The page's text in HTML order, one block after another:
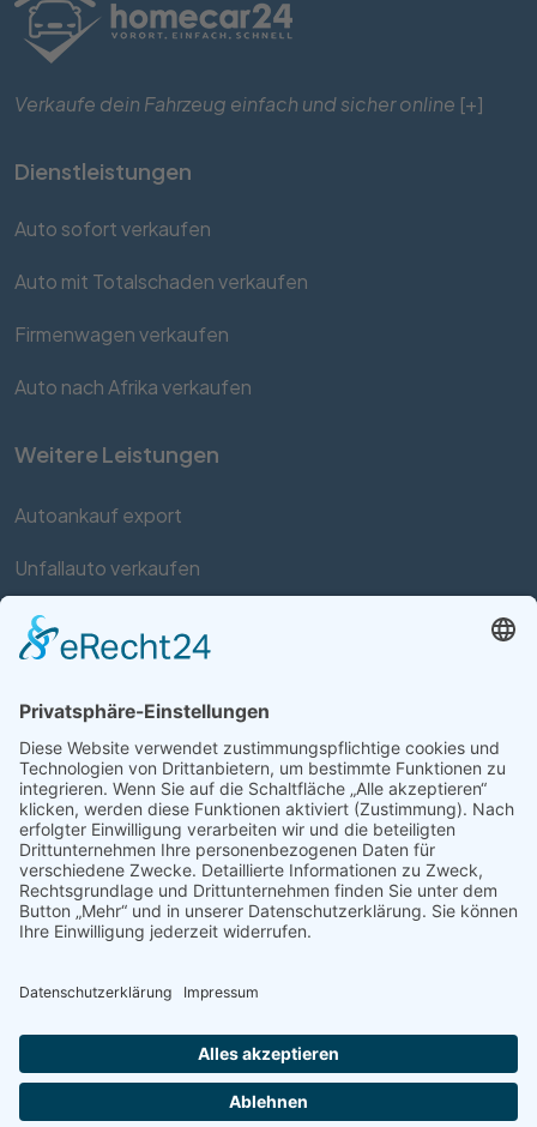
Verkaufe dein Fahrzeug einfach und sicher online [+]
Dienstleistungen
Auto sofort verkaufen
Auto mit Totalschaden verkaufen
Firmenwagen verkaufen
Auto nach Afrika verkaufen
Weitere Leistungen
Autoankauf export
Unfallauto verkaufen
Auto mit Motorschaden verkaufen
Support
Kontakt FAQ
Connect social
Datenschutz Impressum AGB Händler
AGB Verbraucher
Über uns